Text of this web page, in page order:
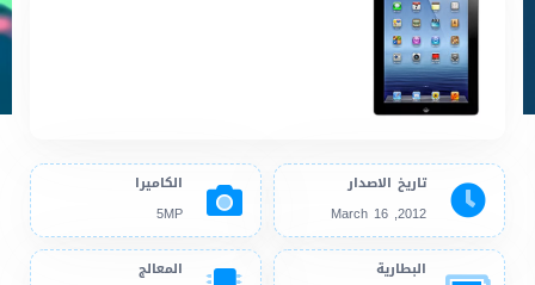
تاريخ الاصدار
2012, March 16
الكاميرا
5MP
البطارية
المعالج